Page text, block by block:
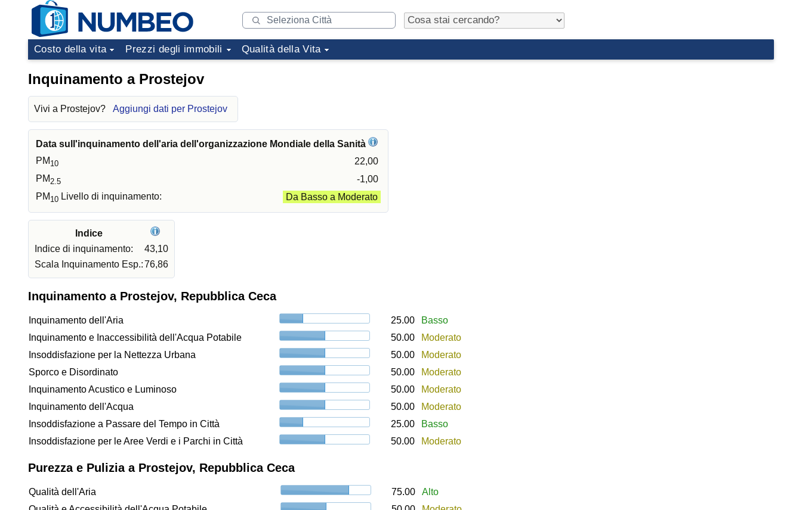
Costo della vita Prezzi degli immobili Qualità della Vita
Inquinamento a Prostejov
Vivi a Prostejov? Aggiungi dati per Prostejov
Data sull'inquinamento dell'aria dell'organizzazione Mondiale della Sanità
PM 10
22,00
PM2.5
-1,00
PM 10 Livello di inquinamento: Da Basso a Moderato
Indice
Indice di inquinamento:
43,10
Scala Inquinamento Esp.:76,86
Inquinamento a Prostejov, Repubblica Ceca
Inquinamento dell'Aria 25.00
Basso
Inquinamento e Inaccessibilità dell'Acqua Potabile
50.00
Moderato
Insoddisfazione per la Nettezza Urbana
50.00
Moderato
Sporco e Disordinato
50.00
Moderato
Inquinamento Acustico e Luminoso
50.00
Moderato
Inquinamento dell'Acqua
50.00
Moderato
Insoddisfazione a Passare del Tempo in Città
25.00
Basso
Insoddisfazione per le Aree Verdi e i Parchi in Città
50.00 Moderato
Purezza e Pulizia a Prostejov, Repubblica Ceca
Qualità dell'Aria 75.00
Alto